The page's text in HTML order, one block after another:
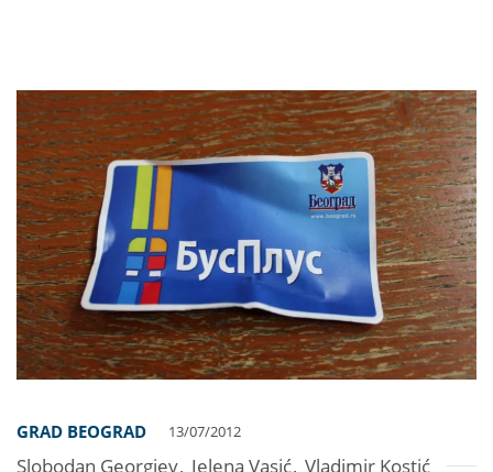
GRAD BEOGRAD 13/07/2012
Slobodan Georgiev, Jelena Vasić, Vladimir Kostić